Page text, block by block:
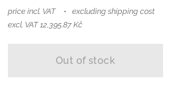
price incl. VAT
excluding shipping cost
excl. VAT 12,395.87 Kč
Out of stock